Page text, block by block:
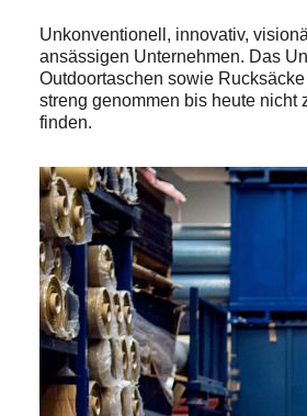
Unkonventionell, innovativ,
ansässigen Unternehmen. Das
Outdoortaschen sowie
streng genommen bis heute nicht
finden.